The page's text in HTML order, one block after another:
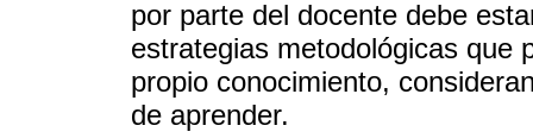
por parte del docente debe
estrategias metodológicas que
propio conocimiento,
de aprender.